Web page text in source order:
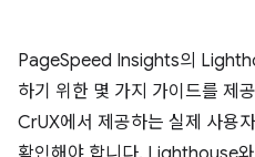
PageSpeed Insights의
하기 위한 몇 가지 가이드를 제
CrUX에서 제공하는 실제 사용